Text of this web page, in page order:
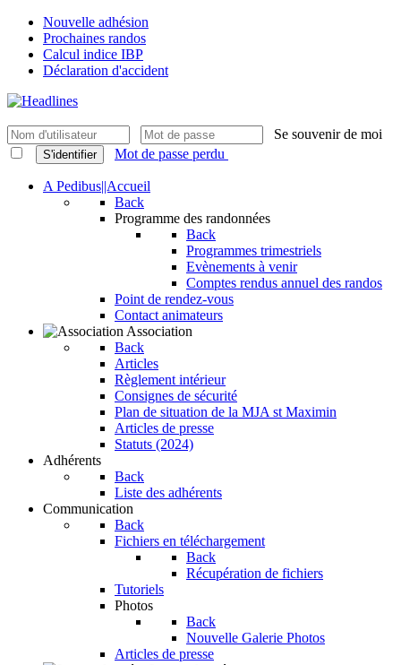
Nouvelle adhésion
Prochaines randos
Calcul indice IBP
Déclaration d'accident
Se souvenir de moi
S'identifier Mot de passe perdu
A Pedibus||Accueil
Back
Programme des randonnées
Back
Programmes trimestriels
Evènements à venir
Comptes rendus annuel des randos
Point de rendez-vous
Contact animateurs
Association
Back
Articles
Règlement intérieur
Consignes de sécurité
Plan de situation de la MJA st Maximin
Articles de presse
Statuts (2024)
Adhérents
Back
Liste des adhérents
Communication
Back
Fichiers en téléchargement
Back
Récupération de fichiers
Tutoriels
Photos
Back
Nouvelle Galerie Photos
Articles de presse